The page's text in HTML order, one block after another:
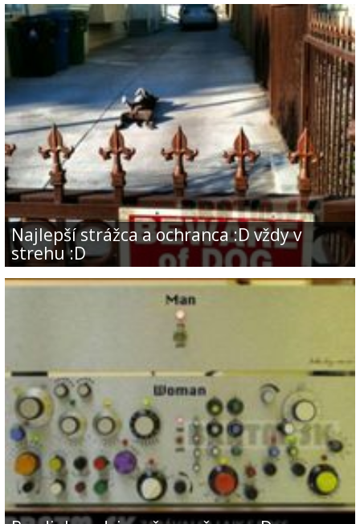
Najlepší strážca a ochranca :D vždy v
strehu :D